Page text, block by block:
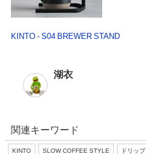
KINTO - S04 BREWER STAND
湖衣
関連キーワード
KINTO SLOW COFFEE STYLE ドリッ